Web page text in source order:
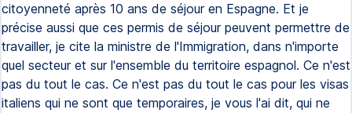
citoyenneté après 10 ans de séjour en Espagne. Et je
précise aussi que ces permis de séjour peuvent permettre de
travailler, je cite la ministre de l'Immigration, dans n'importe
quel secteur et sur l'ensemble du territoire espagnol. Ce n'est
pas du tout le cas. Ce n'est pas du tout le cas pour les visas
italiens qui ne sont que temporaires, je vous l'ai dit, qui ne